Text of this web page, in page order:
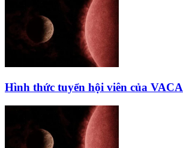
Hình thức tuyển hội viên của VACA